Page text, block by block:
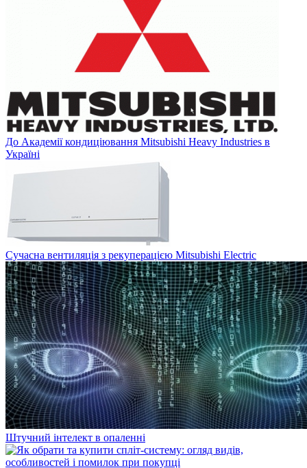
До Академії кондиціювання Mitsubishi Heavy Industries в
Україні
Сучасна вентиляція з рекуперацією Mitsubishi Electric
Штучний інтелект в опаленні